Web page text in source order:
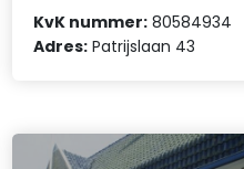
KvK nummer: 80584934
Adres: Patrijslaan 43